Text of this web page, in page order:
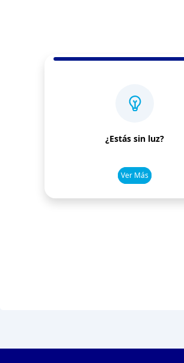
¿Estás sin luz?
Ver Más